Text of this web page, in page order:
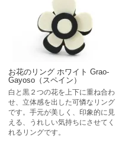
お花のリング ホワイト Grao-
Gayoso（スペイン）
白と黒２つの花を上下に重ね合わ
せ、立体感を出した可憐なリング
です。手元が美しく、印象的に見
える、うれしい気持ちにさせてく
れるリングです。